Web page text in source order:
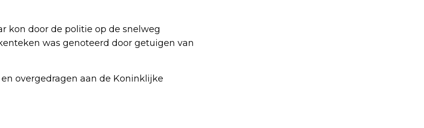
kon door de politie op de snelweg
was genoteerd door getuigen van
overgedragen aan de Koninklijke